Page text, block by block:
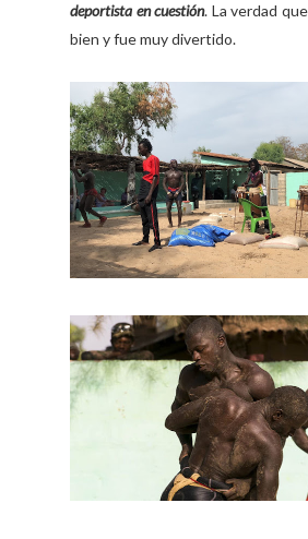
deportista en cuestión. La verdad
bien y fue muy divertido.